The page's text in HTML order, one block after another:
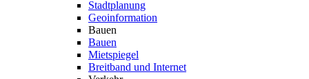
Stadtplanung
Geoinformation
Bauen
Bauen
Mietspiegel
Breitband und Internet